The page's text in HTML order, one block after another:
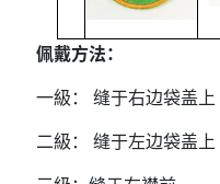
佩戴方法：
一級： 缝于右边袋盖上
二級： 缝于左边袋盖上